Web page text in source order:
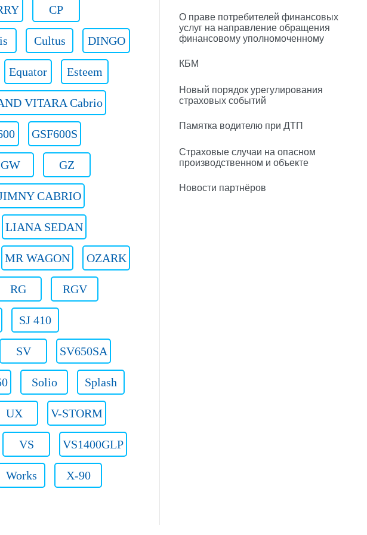
CP
Cultus DINGO
Equator Esteem
VITARA Cabrio
GSF600S
GW GZ
CABRIO
LIANA SEDAN
MR WAGON OZARK
RG RGV
SJ 410
SV SV650SA
Solio Splash
UX V-STORM
VS VS1400GLP
Works X-90
О праве потребителей финансовых
услуг на направление обращения
финансовому уполномоченному
КБМ
Новый порядок урегулирования
страховых событий
Памятка водителю при ДТП
Страховые случаи на опасном
производственном и объекте
Новости партнёров